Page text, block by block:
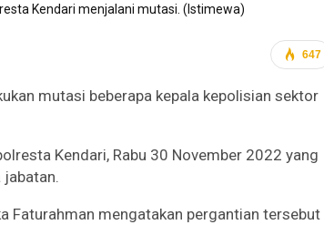
Kendari menjalani mutasi. (Istimewa)
647
mutasi beberapa kepala kepolisian sektor
Kendari, Rabu 30 November 2022 yang
jabatan.
Faturahman mengatakan pergantian tersebut